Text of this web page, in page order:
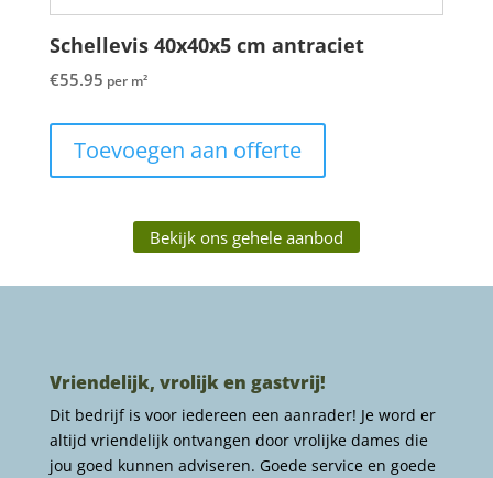
Schellevis 40x40x5 cm antraciet
€55.95 per m²
Toevoegen aan offerte
Bekijk ons gehele aanbod
Vriendelijk, vrolijk en gastvrij!
Dit bedrijf is voor iedereen een aanrader! Je word er
altijd vriendelijk ontvangen door vrolijke dames die
jou goed kunnen adviseren. Goede service en goede